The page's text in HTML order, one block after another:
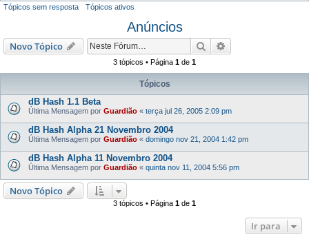
i
r
Tópicos sem resposta Tópicos ativos
Anúncios
Novo Tópico Pesquisar
3 tópicos • Página 1 de 1
Tópicos
dB Hash 1.1 Beta
Última Mensagem por Guardião « terça jul 26, 2005 2:09 pm
dB Hash Alpha 21 Novembro 2004
Última Mensagem por Guardião « domingo nov 21, 2004 1:42 pm
dB Hash Alpha 11 Novembro 2004
Última Mensagem por Guardião « quinta nov 11, 2004 5:56 pm
Novo Tópico
3 tópicos • Página 1 de 1
Ir para